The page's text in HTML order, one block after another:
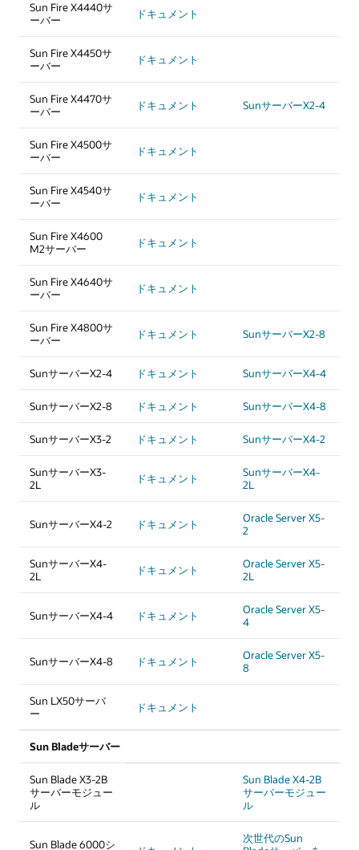
Sun Fire X4440サ
ーバー
ドキュメント
Sun Fire X4450サ
ーバー
ドキュメント
Sun Fire X4470サ
ーバー
ドキュメント SunサーバーX2-4
Sun Fire X4500サ
ーバー
ドキュメント
Sun Fire X4540サ
ーバー
ドキュメント
Sun Fire X4600
M2サーバー
ドキュメント
Sun Fire X4640サ
ーバー
ドキュメント
Sun Fire X4800サ
ーバー
ドキュメント SunサーバーX2-8
SunサーバーX2-4 ドキュメント SunサーバーX4-4
SunサーバーX2-8 ドキュメント SunサーバーX4-8
SunサーバーX3-2 ドキュメント SunサーバーX4-2
SunサーバーX3-
2L
ドキュメント
SunサーバーX4-
2L
SunサーバーX4-2 ドキュメント
Oracle Server X5-
2
SunサーバーX4-
2L
ドキュメント
Oracle Server X5-
2L
SunサーバーX4-4 ドキュメント
Oracle Server X5-
4
SunサーバーX4-8 ドキュメント
Oracle Server X5-
8
Sun LX50サーバ
ー
ドキュメント
Sun Bladeサーバー
Sun Blade X3-2B
サーバーモジュー
ル
Sun Blade X4-2B
サーバーモジュー
ル
Sun Blade 6000シ
次世代のSun